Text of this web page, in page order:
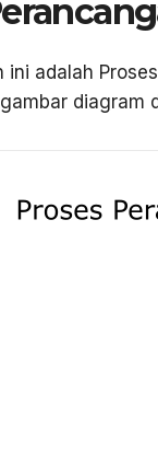
ini adalah
diagram